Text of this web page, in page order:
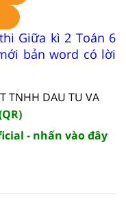
Giữa kì 2 Toán 6
bản word có lời
TNHH DAU TU VA
- nhấn vào đây